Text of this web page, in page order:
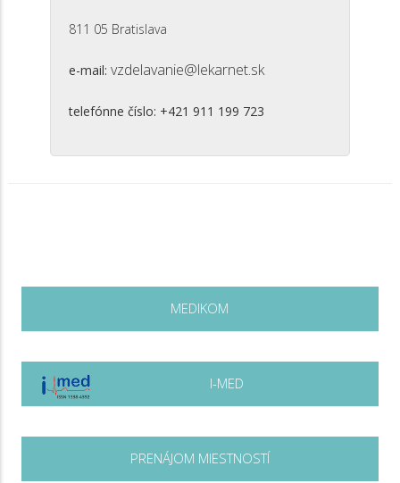
811 05 Bratislava
e-mail: vzdelavanie@lekarnet.sk
telefónne číslo: +421 911 199 723
MEDIKOM
I-MED
PRENÁJOM MIESTNOSTÍ